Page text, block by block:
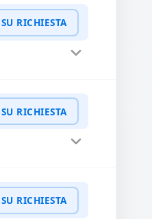
WhatsApp
SU RICHIESTA
WhatsApp
SU RICHIESTA
WhatsApp
SU RICHIESTA